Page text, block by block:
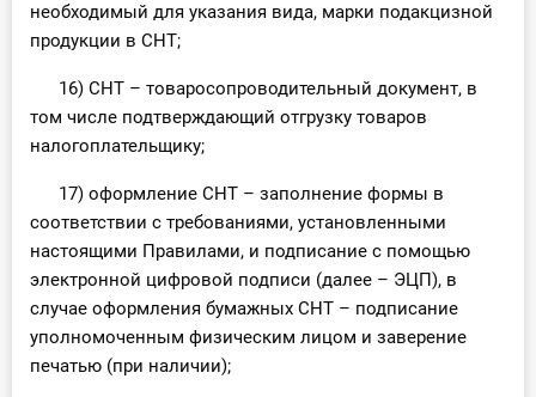
необходимый для указания вида, марки подакцизной
продукции в СНТ;
16) СНТ – товаросопроводительный документ, в
том числе подтверждающий отгрузку товаров
налогоплательщику;
17) оформление СНТ – заполнение формы в
соответствии с требованиями, установленными
настоящими Правилами, и подписание с помощью
электронной цифровой подписи (далее – ЭЦП), в
случае оформления бумажных СНТ – подписание
уполномоченным физическим лицом и заверение
печатью (при наличии);